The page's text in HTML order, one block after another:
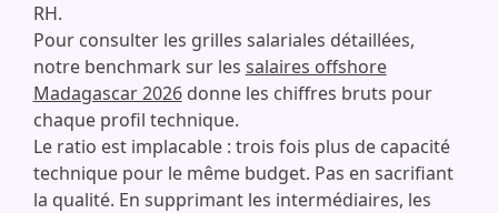
RH.
Pour consulter les grilles salariales détaillées,
notre benchmark sur les salaires offshore
Madagascar 2026donne les chiffres bruts pour
chaque profil technique.
Le ratio est implacable : trois fois plus de capacité
technique pour le même budget. Pas en sacrifiant
la qualité. En supprimant les intermédiaires, les